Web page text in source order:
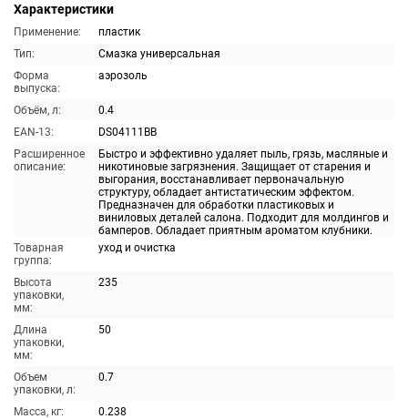
Характеристики
Применение:
пластик
Тип:
Смазка универсальная
Форма
выпуска:
аэрозоль
Объём, л:
0.4
EAN-13:
DS04111BB
Расширенное
описание:
Быстро и эффективно удаляет пыль, грязь, масляные и
никотиновые загрязнения. Защищает от старения и
выгорания, восстанавливает первоначальную
структуру, обладает антистатическим эффектом.
Предназначен для обработки пластиковых и
виниловых деталей салона. Подходит для молдингов и
бамперов. Обладает приятным ароматом клубники.
Товарная
группа:
уход и очистка
Высота
упаковки,
мм:
235
Длина
упаковки,
мм:
50
Объем
упаковки, л:
0.7
Масса, кг:
0.238